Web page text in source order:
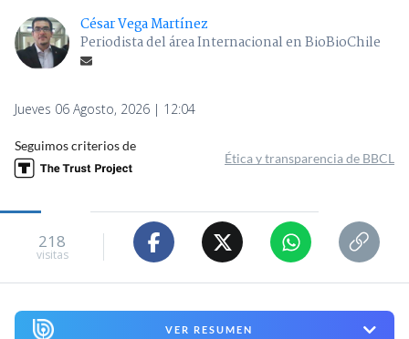
César Vega Martínez
Periodista del área Internacional en BioBioChile
Jueves 06 Agosto, 2026 | 12:04
Seguimos criterios de
Ética y transparencia de BBCL
218
visitas
VER RESUMEN